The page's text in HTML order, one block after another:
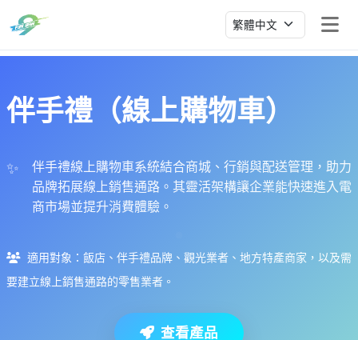
伴手禮（線上購物車）
伴手禮線上購物車系統結合商城、行銷與配送管理，助力
品牌拓展線上銷售通路。其靈活架構讓企業能快速進入電
商市場並提升消費體驗。
適用對象：飯店、伴手禮品牌、觀光業者、地方特產商家，以及需
要建立線上銷售通路的零售業者。
查看產品